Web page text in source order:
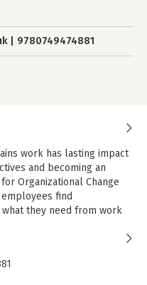
9780749474881
work has lasting impact
and becoming an
Organizational Change
find
they need from work
the book enables
employees.